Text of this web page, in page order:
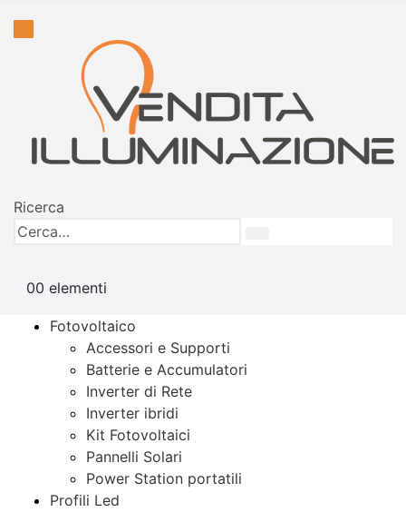
Ricerca
00 elementi
Fotovoltaico
Accessori e Supporti
Batterie e Accumulatori
Inverter di Rete
Inverter ibridi
Kit Fotovoltaici
Pannelli Solari
Power Station portatili
Profili Led